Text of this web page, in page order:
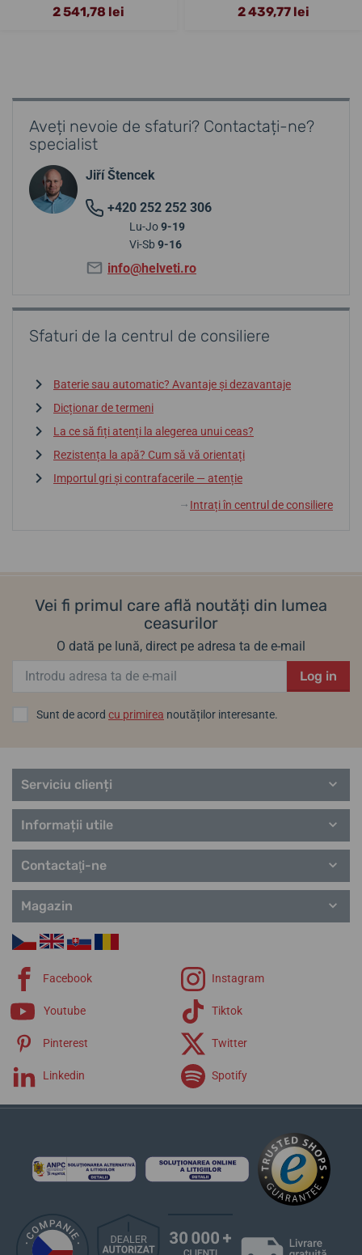
2 541,78 lei 2 439,77 lei
Aveți nevoie de sfaturi? Contactați-ne?
specialist
Jiří Štencek
+420 252 252 306
Lu-Jo9-19
Vi-Sb 9-16
info@helveti.ro
Sfaturi de la centrul de consiliere
Baterie sau automatic? Avantaje și dezavantaje
Dicționar de termeni
La ce să fiți atenți la alegerea unui ceas?
Rezistența la apă? Cum să vă orientați
Importul gri și contrafacerile — atenție
↓ Intrați în centrul de consiliere
Vei fi primul care află noutăți din lumea
ceasurilor
O dată pe lună, direct pe adresa ta de e-mail
Log in
Sunt de acord cu primirea noutăților interesante.
Serviciu clienți
Informații utile
Contactaţi-ne
Magazin
Facebook Instagram
Youtube Tiktok
Pinterest Twitter
Linkedin Spotify